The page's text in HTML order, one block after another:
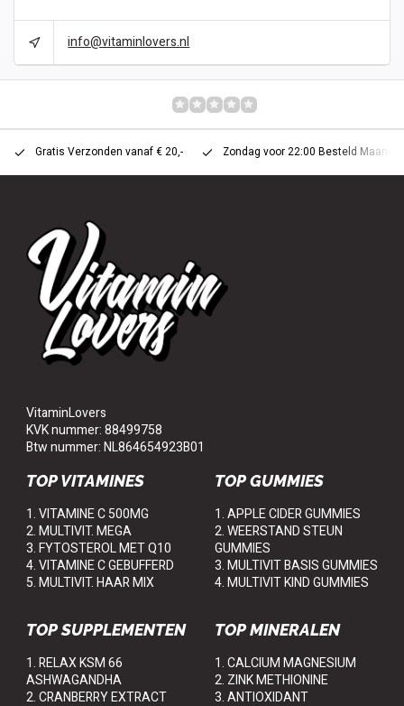
info@vitaminlovers.nl
Gratis Verzonden vanaf € 20,- Zondag voor 22:00 Besteld
VitaminLovers
KVK nummer: 88499758
Btw nummer: NL864654923B01
TOP VITAMINES
1. VITAMINE C 500MG
2. MULTIVIT. MEGA
3. FYTOSTEROL MET Q10
4. VITAMINE C GEBUFFERD
5. MULTIVIT. HAAR MIX
TOP GUMMIES
1. APPLE CIDER GUMMIES
2. WEERSTAND STEUN
GUMMIES
3. MULTIVIT BASIS GUMMIES
4. MULTIVIT KIND GUMMIES
TOP SUPPLEMENTEN
1. RELAX KSM 66
ASHWAGANDHA
2. CRANBERRY EXTRACT
TOP MINERALEN
1. CALCIUM MAGNESIUM
2. ZINK METHIONINE
3. ANTIOXIDANT